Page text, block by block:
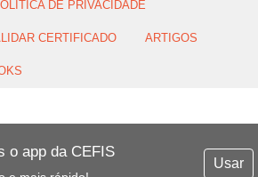
o app da CEFIS
Usar
DE PRIVACIDADE
CERTIFICADO ARTIGOS